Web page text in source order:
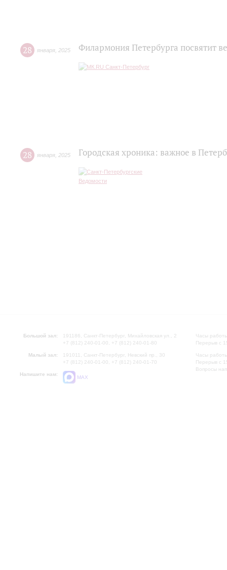
28 января 2025 Филармония Петербурга посвятит
28 января 2025 Городская хроника: важное в
Большой зал:
191186, Санкт-Петербург, Михайловская ул., 2
+7 (812) 240-01-00, +7 (812) 240-01-80
Малый зал:
191011, Санкт-Петербург, Невский пр., 30
+7 (812) 240-01-00, +7 (812) 240-01-70
Напишите нам:
MAX
Часы
Перерыв с
Часы
Перерыв с
Вопросы